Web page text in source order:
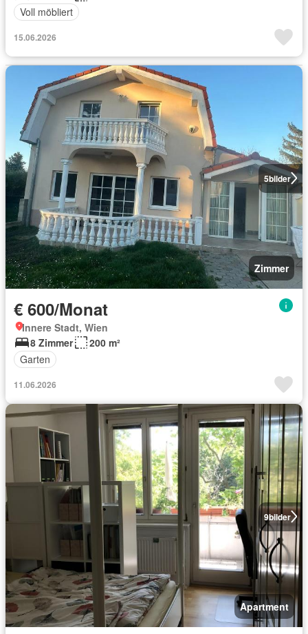
Voll möbliert
15.06.2026
5bilder
Zimmer
€ 600/Monat
Innere Stadt, Wien
8 Zimmer
200 m²
Garten
11.06.2026
9bilder
Apartment